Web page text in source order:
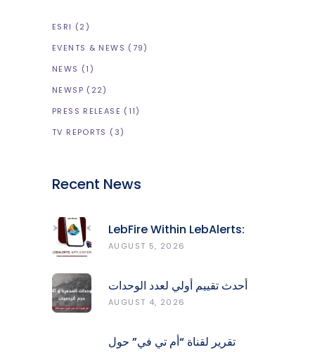
ESRI (2)
EVENTS & NEWS (79)
NEWS (1)
NEWSP (22)
PRESS RELEASE (11)
TV REPORTS (3)
Recent News
LebFire Within LebAlerts:
Report Fires, Monitor Risk,
AUGUST 5, 2026
أحدث تقييم أولي لعدد الوحدات
المدمّرة والمتضرّرة وحجم
AUGUST 4, 2026
تقرير لقناة “أم تي في” حول